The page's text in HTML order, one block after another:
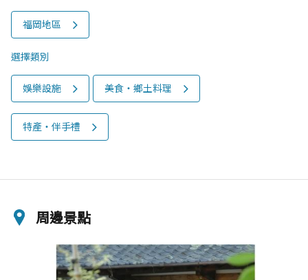
福岡地區
選擇類別
娛樂設施 美食‧鄉土料理
特產‧伴手禮
周邊景點